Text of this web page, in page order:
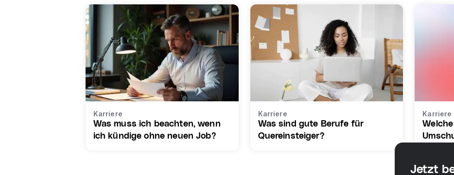
Karriere
Was muss ich beachten, wenn
ich kündige ohne neuen Job?
Karriere
Was sind gute Berufe für
Quereinsteiger?
Karriere
Jetzt